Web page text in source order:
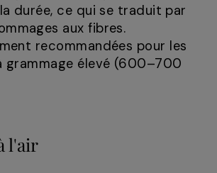
durée, ce qui se traduit par
aux fibres.
recommandées pour les
grammage élevé (600–700
l'air